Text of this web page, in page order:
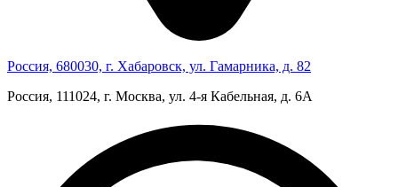
Россия, 680030, г. Хабаровск, ул. Гамарника, д. 82
Россия, 111024, г. Москва, ул. 4‑я Кабельная, д. 6А